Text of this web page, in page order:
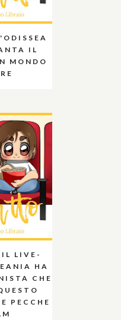
IL
MONDO
LIVE-
HA
CHE
PECCHE